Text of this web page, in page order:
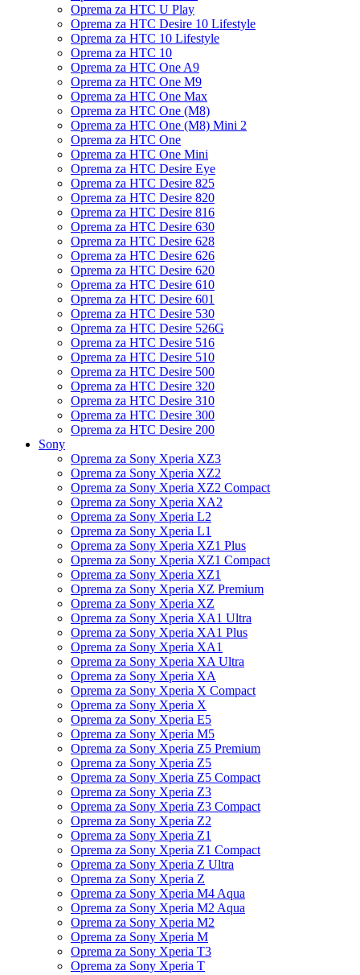
Oprema za HTC U Play
Oprema za HTC Desire 10 Lifestyle
Oprema za HTC 10 Lifestyle
Oprema za HTC 10
Oprema za HTC One A9
Oprema za HTC One M9
Oprema za HTC One Max
Oprema za HTC One (M8)
Oprema za HTC One (M8) Mini 2
Oprema za HTC One
Oprema za HTC One Mini
Oprema za HTC Desire Eye
Oprema za HTC Desire 825
Oprema za HTC Desire 820
Oprema za HTC Desire 816
Oprema za HTC Desire 630
Oprema za HTC Desire 628
Oprema za HTC Desire 626
Oprema za HTC Desire 620
Oprema za HTC Desire 610
Oprema za HTC Desire 601
Oprema za HTC Desire 530
Oprema za HTC Desire 526G
Oprema za HTC Desire 516
Oprema za HTC Desire 510
Oprema za HTC Desire 500
Oprema za HTC Desire 320
Oprema za HTC Desire 310
Oprema za HTC Desire 300
Oprema za HTC Desire 200
Sony
Oprema za Sony Xperia XZ3
Oprema za Sony Xperia XZ2
Oprema za Sony Xperia XZ2 Compact
Oprema za Sony Xperia XA2
Oprema za Sony Xperia L2
Oprema za Sony Xperia L1
Oprema za Sony Xperia XZ1 Plus
Oprema za Sony Xperia XZ1 Compact
Oprema za Sony Xperia XZ1
Oprema za Sony Xperia XZ Premium
Oprema za Sony Xperia XZ
Oprema za Sony Xperia XA1 Ultra
Oprema za Sony Xperia XA1 Plus
Oprema za Sony Xperia XA1
Oprema za Sony Xperia XA Ultra
Oprema za Sony Xperia XA
Oprema za Sony Xperia X Compact
Oprema za Sony Xperia X
Oprema za Sony Xperia E5
Oprema za Sony Xperia M5
Oprema za Sony Xperia Z5 Premium
Oprema za Sony Xperia Z5
Oprema za Sony Xperia Z5 Compact
Oprema za Sony Xperia Z3
Oprema za Sony Xperia Z3 Compact
Oprema za Sony Xperia Z2
Oprema za Sony Xperia Z1
Oprema za Sony Xperia Z1 Compact
Oprema za Sony Xperia Z Ultra
Oprema za Sony Xperia Z
Oprema za Sony Xperia M4 Aqua
Oprema za Sony Xperia M2 Aqua
Oprema za Sony Xperia M2
Oprema za Sony Xperia M
Oprema za Sony Xperia T3
Oprema za Sony Xperia T